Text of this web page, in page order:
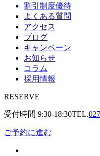
割引制度優待
よくある質問
アクセス
ブログ
キャンペーン
お知らせ
コラム
採用情報
RESERVE
受付時間 9:30-18:30TEL.
ご予約に進む